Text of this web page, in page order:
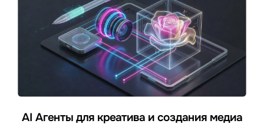
AI Агенты для креатива и создания медиа